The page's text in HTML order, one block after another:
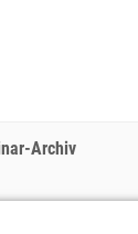
Archiv